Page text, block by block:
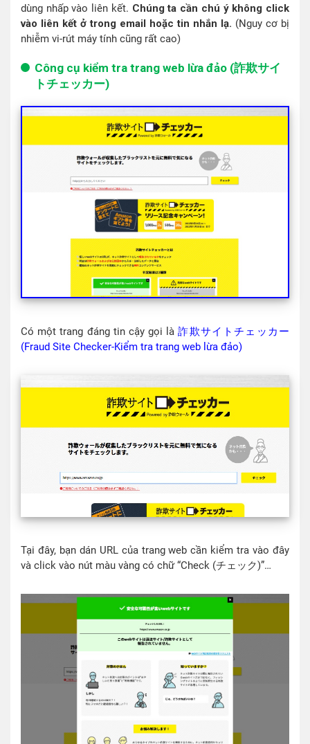
dùng nhấp vào liên kết. Chúng ta cần chú ý không click
vào liên kết ở trong email hoặc tin nhắn lạ. (Nguy cơ bị
nhiễm vi-rút máy tính cũng rất cao)
Công cụ kiểm tra trang web lừa đảo (詐欺サイ
トチェッカー)
Có một trang đáng tin cậy gọi là詐欺サイトチェッカー
(Fraud Site Checker-Kiểm tra trang web lừa đảo)
Tại đây, bạn dán URL của trang web cần kiểm tra vào đây
và click vào nút màu vàng có chữ “Check (チェック)”…